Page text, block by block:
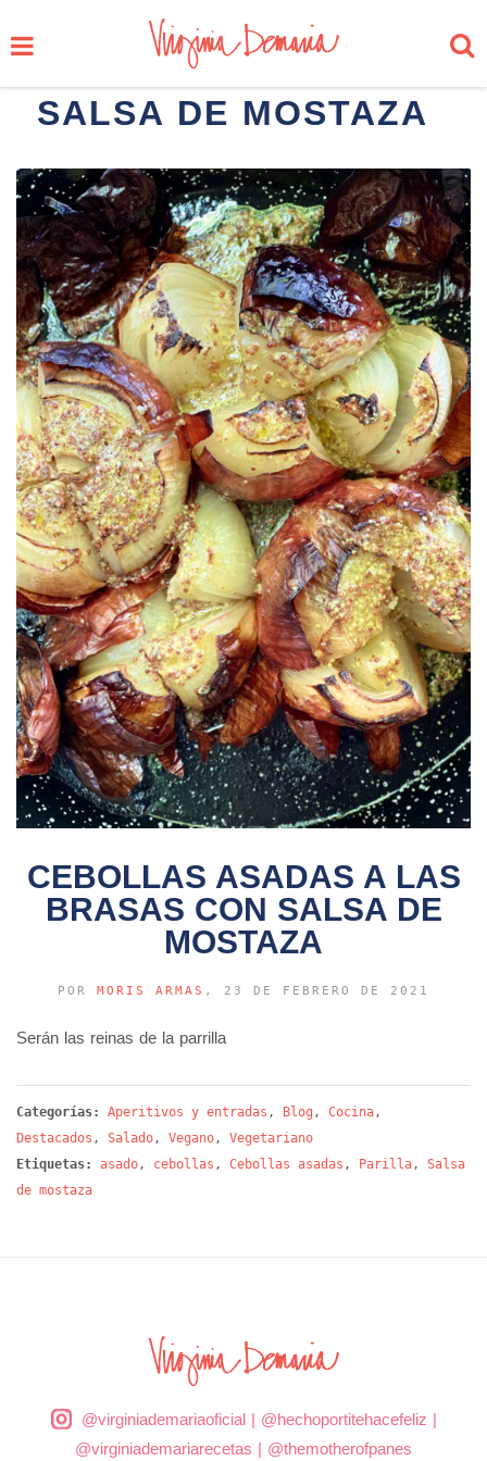
SALSA DE MOSTAZA
CEBOLLAS ASADAS A LAS
BRASAS CON SALSA DE
MOSTAZA
POR MORIS ARMAS , 23 DE FEBRERO DE 2021
Serán las reinas de la parrilla
Categorías: Aperitivos y entradas , Blog , Cocina,
Destacados , Salado, Vegano, Vegetariano
Etiquetas:
asado, cebollas , Cebollas asadas , Parilla, Salsa
de mostaza
@virginiademariaoficial| @hechoportitehacefeliz |
@virginiademariarecetas | @themotherofpanes